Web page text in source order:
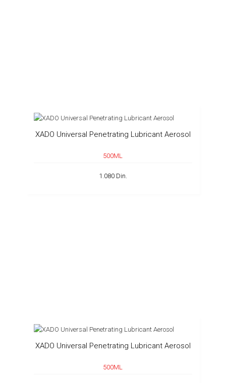
XADO Universal Penetrating Lubricant Aerosol
500ML
1.080 Din.
XADO Universal Penetrating Lubricant Aerosol
500ML